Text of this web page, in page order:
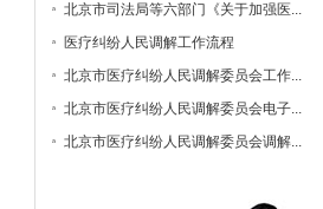
北京市司法局等六部门《关于加强医...
医疗纠纷人民调解工作流程
北京市医疗纠纷人民调解委员会工作...
北京市医疗纠纷人民调解委员会电子...
北京市医疗纠纷人民调解委员会调解...